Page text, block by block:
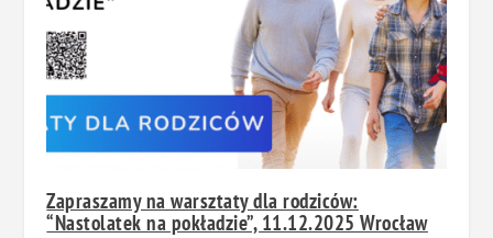
Zapraszamy na warsztaty dla rodziców:
“Nastolatek na pokładzie”, 11.12.2025 Wrocław